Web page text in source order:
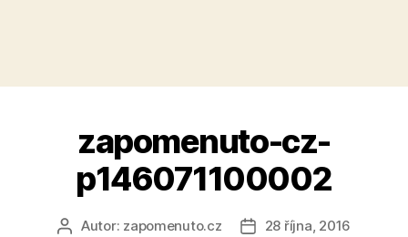
zapomenuto-cz-
p146071100002
AutorAutor: zapomenuto.cz
Datum
28 října, 2016